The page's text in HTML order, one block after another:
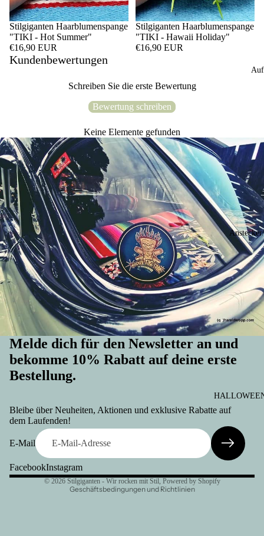
Stilgiganten Haarblumenspange
"TIKI - Hot Summer"
€16,90 EUR
Stilgiganten Haarblumenspange
"TIKI - Hawaii Holiday"
€16,90 EUR
Kundenbewertungen
Schreiben Sie die erste Bewertung
Bewertung schreiben
Keine Elemente gefunden
Melde dich für den Newsletter an und
bekomme 10% Rabatt auf deine erste
Bestellung.
Bleibe über Neuheiten, Aktionen und exklusive Rabatte auf
dem Laufenden!
E-Mail
FacebookInstagram
© 2026 Stilgiganten - Wir rocken mit Stil , Powered by Shopify
Geschäftsbedingungen und Richtlinien
AGB
Versand
Kontaktinformationen
Impressum